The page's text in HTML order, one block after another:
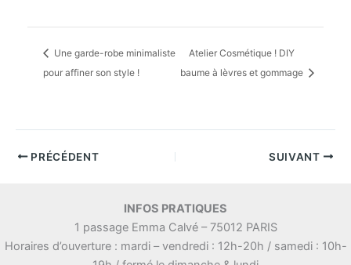
Une garde-robe minimaliste
pour affiner son style !
Atelier Cosmétique ! DIY
baume à lèvres et gommage
PRÉCÉDENT SUIVANT
INFOS PRATIQUES
1 passage Emma Calvé – 75012 PARIS
Horaires d’ouverture : mardi – vendredi : 12h-20h / samedi : 10h-